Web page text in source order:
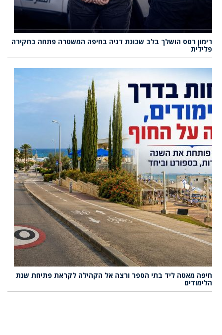
רימון רסס הושלך בלב שכונת דניה בחיפה המשטרה פתחה בחקירה
פלילית
חיפה מאטה ליד בתי הספר ורצה אל הקהילה לקראת פתיחת שנת
הלימודים